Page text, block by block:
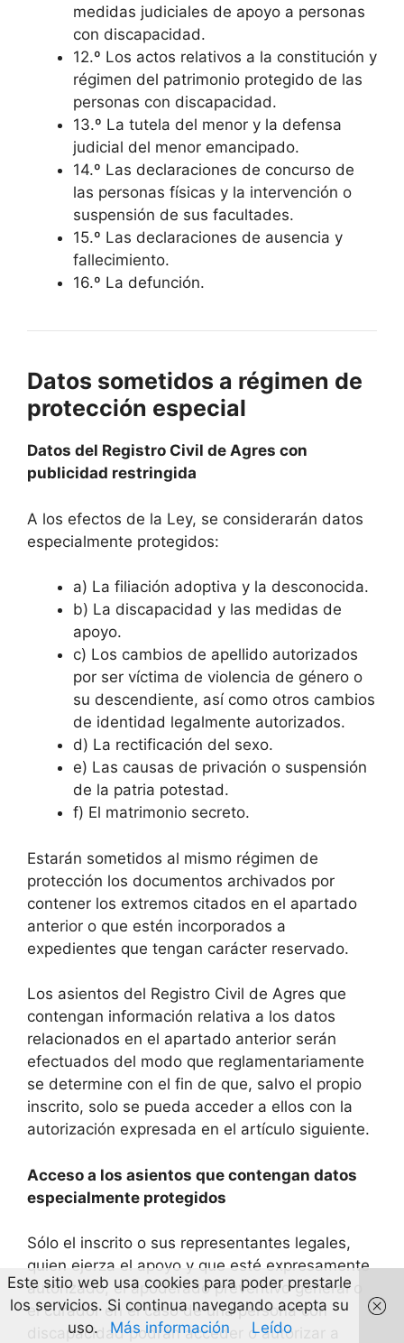
medidas judiciales de apoyo a personas
con discapacidad.
12.º Los actos relativos a la constitución y
régimen del patrimonio protegido de las
personas con discapacidad.
13.º La tutela del menor y la defensa
judicial del menor emancipado.
14.º Las declaraciones de concurso de
las personas físicas y la intervención o
suspensión de sus facultades.
15.º Las declaraciones de ausencia y
fallecimiento.
16.º La defunción.
Datos sometidos a régimen de
protección especial
Datos del Registro Civil de Agres con
publicidad restringida
A los efectos de la Ley, se considerarán datos
especialmente protegidos:
a) La filiación adoptiva y la desconocida.
b) La discapacidad y las medidas de
apoyo.
c) Los cambios de apellido autorizados
por ser víctima de violencia de género o
su descendiente, así como otros cambios
de identidad legalmente autorizados.
d) La rectificación del sexo.
e) Las causas de privación o suspensión
de la patria potestad.
f) El matrimonio secreto.
Estarán sometidos al mismo régimen de
protección los documentos archivados por
contener los extremos citados en el apartado
anterior o que estén incorporados a
expedientes que tengan carácter reservado.
Los asientos del Registro Civil de Agres que
contengan información relativa a los datos
relacionados en el apartado anterior serán
efectuados del modo que reglamentariamente
se determine con el fin de que, salvo el propio
inscrito, solo se pueda acceder a ellos con la
autorización expresada en el artículo siguiente.
Acceso a los asientos que contengan datos
especialmente protegidos
Sólo el inscrito o sus representantes legales,
quien ejerza el apoyo y que esté expresamente
autorizado, el apoderado preventivo general o
el curador en el caso de una persona con
discapacidad podrán acceder o autorizar a
Este sitio web usa cookies para poder prestarle
los servicios. Si continua navegando acepta su
uso.
Más información Leído